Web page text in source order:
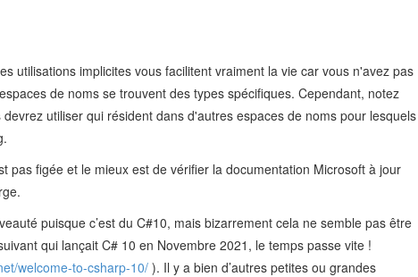
utilisations implicites vous facilitent vraiment la vie car vous n'avez pas
de noms se trouvent des types spécifiques. Cependant, notez
utiliser qui résident dans d'autres espaces de noms pour lesquels
pas figée et le mieux est de vérifier la documentation Microsoft à jour
puisque c’est du C#10, mais bizarrement cela ne semble pas être
qui lançait C# 10 en Novembre 2021, le temps passe vite !
welcome-to-csharp-10/ ). Il y a bien d’autres petites ou grandes